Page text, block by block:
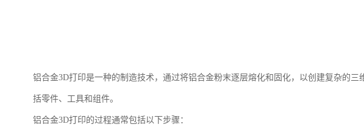
铝合金3D打印是一种的制造技术，通过将铝合金粉末逐层熔化和固化，以创建复杂的
括零件、工具和组件。
铝合金3D打印的过程通常包括以下步骤：